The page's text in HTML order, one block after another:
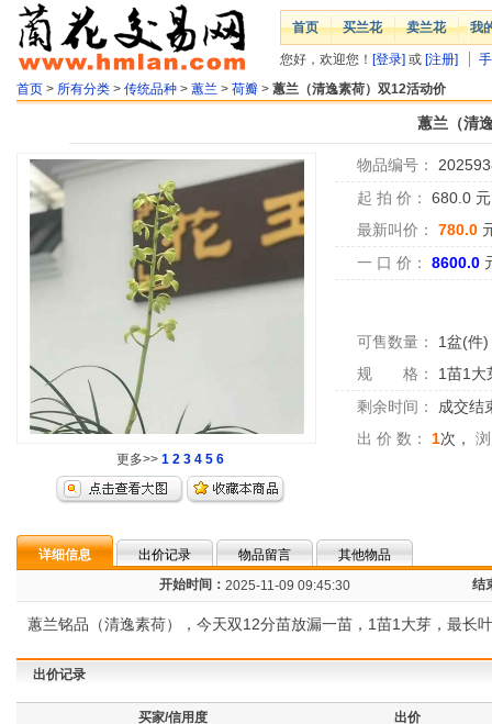
首页 买兰花 卖兰花 我
您好，欢迎您！ [登录] 或 [注册]
首页 > 所有分类 > 传统品种 > 蕙兰 > 荷瓣 > 蕙兰（清逸素荷）双12活动价
蕙兰（清
更多>> 1 2 3 4 5 6
物品编号：
起 拍 价：
680.0
最新叫价：
780.0
一 口 价：
8600.0
可售数量： 1盆(件)
规 格：
1苗1大
剩余时间：
成交结
出 价 数：
1次，
详细信息 出价记录 物品留言
其他物品
开始时间： 2025-11-09 09:45:30 结
蕙兰铭品（清逸素荷），今天双12分苗放漏一苗，1苗1大芽，最长
出价记录
买家/信用度 出价